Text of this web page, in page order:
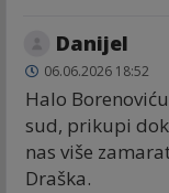
Danijel
06.06.2026 18:52
Halo
sud, prikupi
nas više
Draška.